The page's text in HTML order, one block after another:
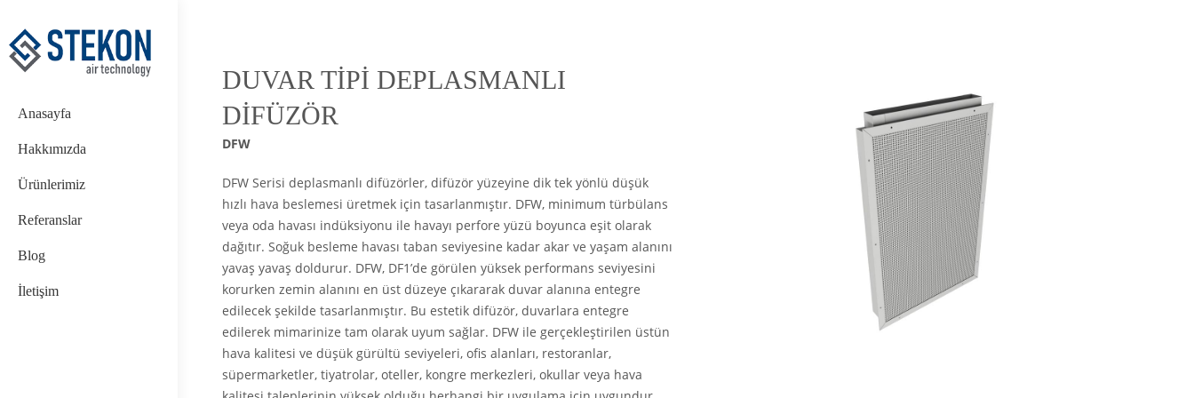
Anasayfa
Hakkımızda
Ürünlerimiz
Referanslar
Blog
İletişim
DUVAR TİPİ DEPLASMANLI
DİFÜZÖR
DFW
DFW Serisi deplasmanlı difüzörler, difüzör yüzeyine dik tek yönlü düşük
hızlı hava beslemesi üretmek için tasarlanmıştır. DFW, minimum türbülans
veya oda havası indüksiyonu ile havayı perfore yüzü boyunca eşit olarak
dağıtır. Soğuk besleme havası taban seviyesine kadar akar ve yaşam alanını
yavaş yavaş doldurur. DFW, DF1’de görülen yüksek performans seviyesini
korurken zemin alanını en üst düzeye çıkararak duvar alanına entegre
edilecek şekilde tasarlanmıştır. Bu estetik difüzör, duvarlara entegre
edilerek mimarinize tam olarak uyum sağlar. DFW ile gerçekleştirilen üstün
hava kalitesi ve düşük gürültü seviyeleri, ofis alanları, restoranlar,
süpermarketler, tiyatrolar, oteller, kongre merkezleri, okullar veya hava